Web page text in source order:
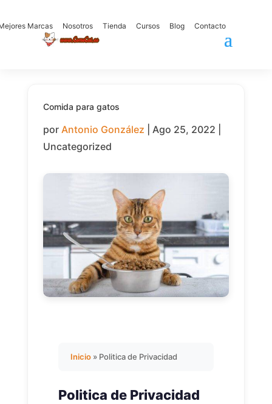
Marcas Nosotros Tienda Cursos Blog Contacto
Comida para gatos
por Antonio González Ago 25, 2022
Uncategorized
Inicio» Politica de Privacidad
Politica de Privacidad